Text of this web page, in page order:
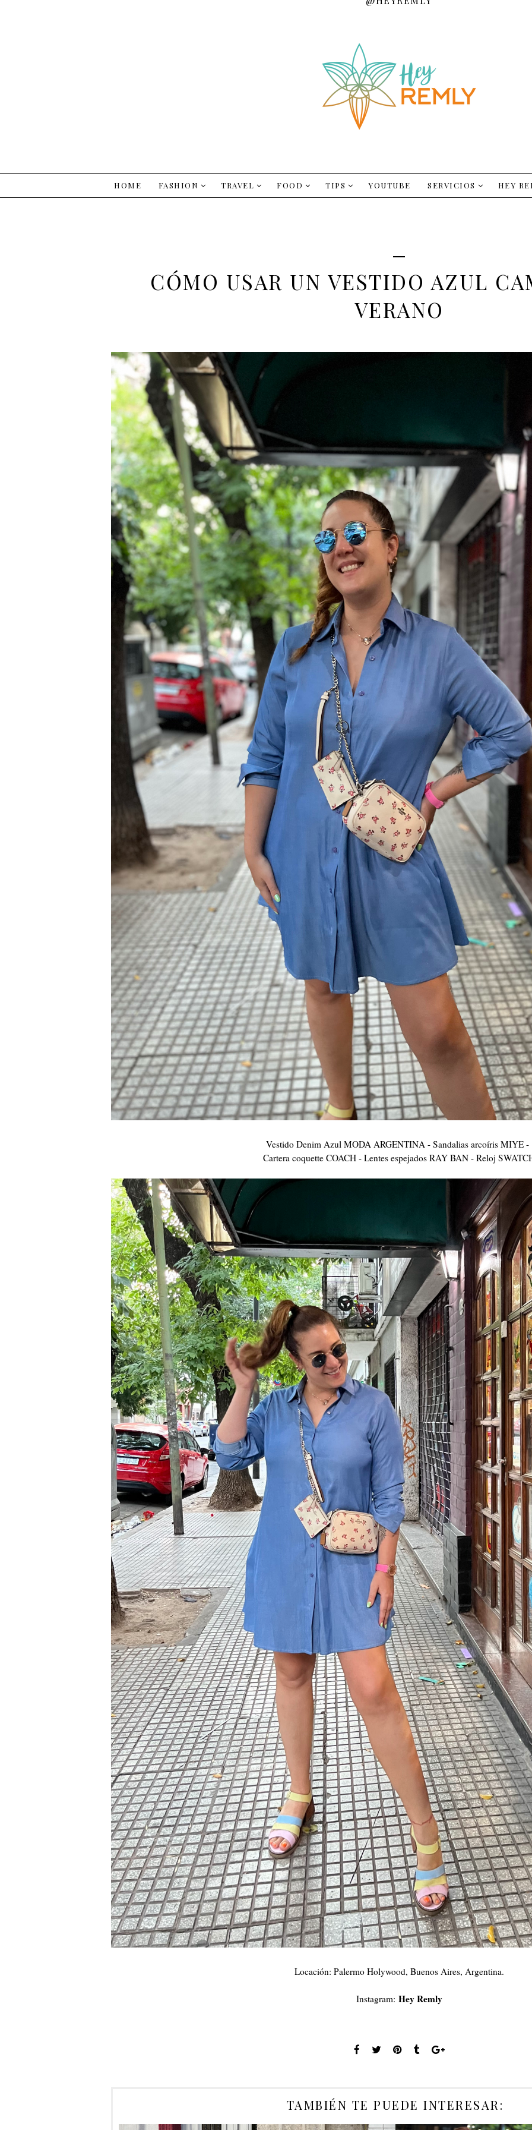
HOME FASHION TRAVEL FOOD TIPS YOUTUBE SERVICIOS HEY
CÓMO USAR UN VESTIDO AZUL
VERANO
Vestido Denim Azul MODA ARGENTINA - Sandalias arcoíris MIYE -
Cartera coquette COACH - Lentes espejados RAY BAN - Reloj
Locación: Palermo Holywood, Buenos Aires, Argentina.
Instagram: Hey Remly
TAMBIÉN TE PUEDE INTERESAR: